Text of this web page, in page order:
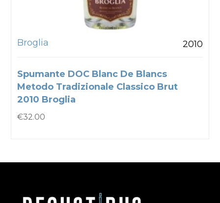
Broglia 2010
Spumante DOC Blanc De Blancs
Metodo Tradizionale Classico Brut
2010 Broglia
€32.00